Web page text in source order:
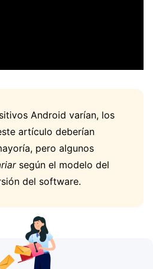
Android varían, los
artículo deberían
pero algunos
según el modelo del
del software.